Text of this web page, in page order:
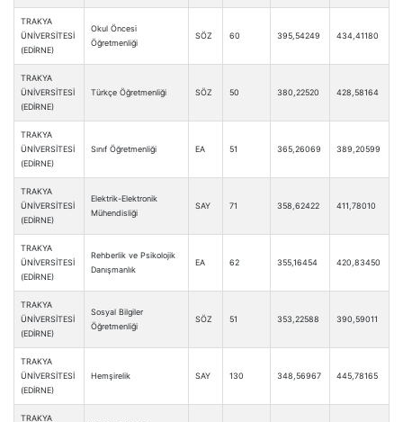
TRAKYA
ÜNİVERSİTESİ
(EDİRNE)
Okul Öncesi
Öğretmenliği
SÖZ 60 395,54249 434,41180
TRAKYA
ÜNİVERSİTESİ
(EDİRNE)
Türkçe Öğretmenliği SÖZ 50 380,22520 428,58164
TRAKYA
ÜNİVERSİTESİ
(EDİRNE)
Sınıf Öğretmenliği EA 51 365,26069 389,20599
TRAKYA
ÜNİVERSİTESİ
(EDİRNE)
Elektrik-Elektronik
Mühendisliği
SAY 71 358,62422 411,78010
TRAKYA
ÜNİVERSİTESİ
(EDİRNE)
Rehberlik ve Psikolojik
Danışmanlık
EA 62 355,16454 420,83450
TRAKYA
ÜNİVERSİTESİ
(EDİRNE)
Sosyal Bilgiler
Öğretmenliği
SÖZ 51 353,22588 390,59011
TRAKYA
ÜNİVERSİTESİ
(EDİRNE)
Hemşirelik SAY 130 348,56967 445,78165
TRAKYA